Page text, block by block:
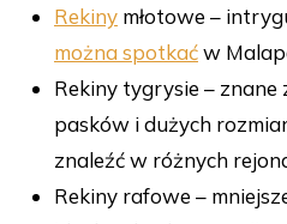
Rekiny młotowe –
można spotkaćw
Rekiny tygrysie –
pasków i dużych
znaleźć w różnych
Rekiny rafowe –